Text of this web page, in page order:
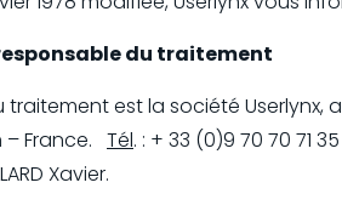
du traitement
traitement est la société Userlynx,
France. Tél. : + 33 (0)9 70 70 71
Xavier.